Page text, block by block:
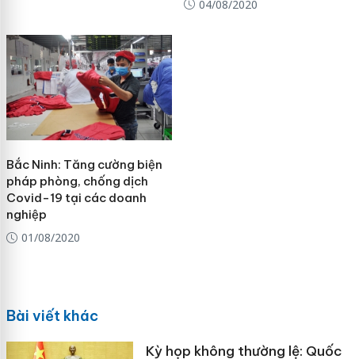
04/08/2020
Bắc Ninh: Tăng cường biện
pháp phòng, chống dịch
Covid-19 tại các doanh
nghiệp
01/08/2020
Bài viết khác
Kỳ họp không thường lệ: Quốc